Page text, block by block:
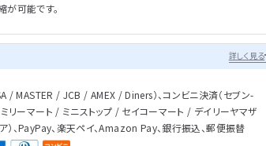
可能です。
詳しく見る
/ MASTER / JCB / AMEX / Diners）、コンビニ決済（セブン-
リーマート / ミニストップ / セイコーマート / デイリーヤマザ
）、PayPay、楽天ペイ、Amazon Pay、銀行振込、郵便振替